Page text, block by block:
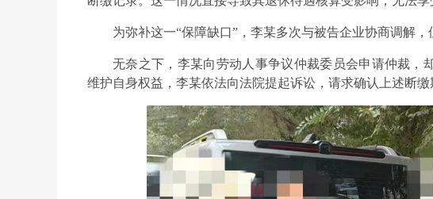
为弥补这一“保障缺口”，李某多次与被告企业协商调解，
无奈之下，李某向劳动人事争议仲裁委员会申请仲裁，
维护自身权益，李某依法向法院提起诉讼，请求确认上述断缴